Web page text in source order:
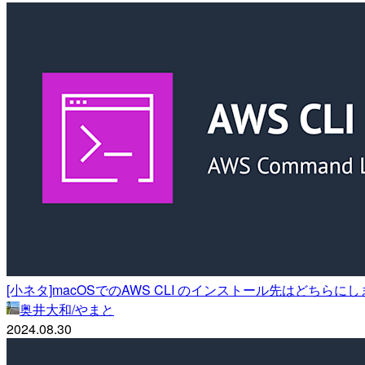
[小ネタ]macOSでのAWS CLI のインストール先はどちらにし
奥井大和/やまと
2024.08.30